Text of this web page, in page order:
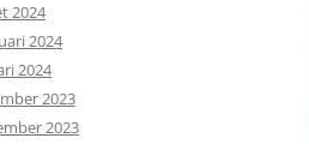
2024
2024
2024
2023
2023